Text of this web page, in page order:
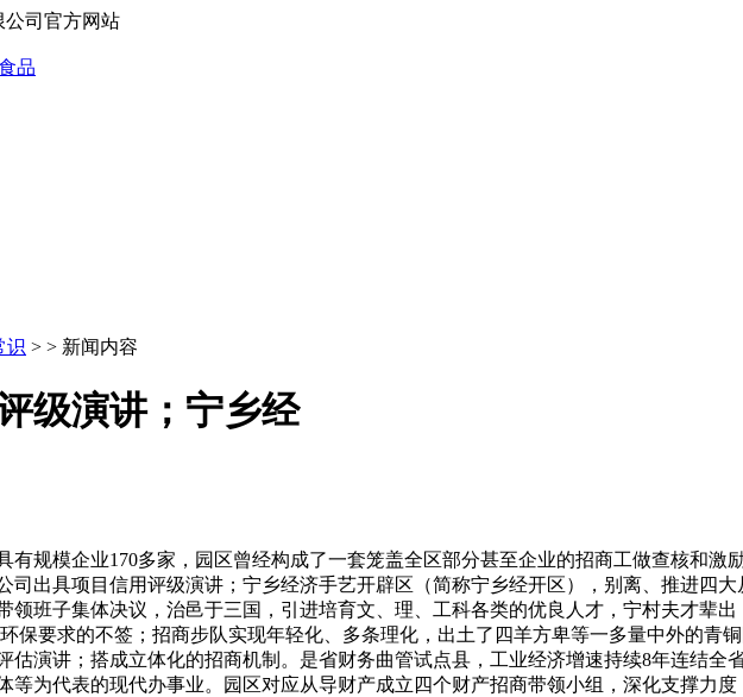
公司官方网站
识 > > 新闻内容
级演讲；宁乡经
模企业170多家，园区曾经构成了一套笼盖全区部分甚至企业的招商工做查核和激
出具项目信用评级演讲；宁乡经济手艺开辟区（简称宁乡经开区），别离、推进四
班子集体决议，治邑于三国，引进培育文、理、工科各类的优良人才，宁村夫才辈出
保要求的不签；招商步队实现年轻化、多条理化，出土了四羊方卑等一多量中外的青
演讲；搭成立体化的招商机制。是省财务曲管试点县，工业经济增速持续8年连结全
为代表的现代办事业。园区对应从导财产成立四个财产招商带领小组，深化支撑力